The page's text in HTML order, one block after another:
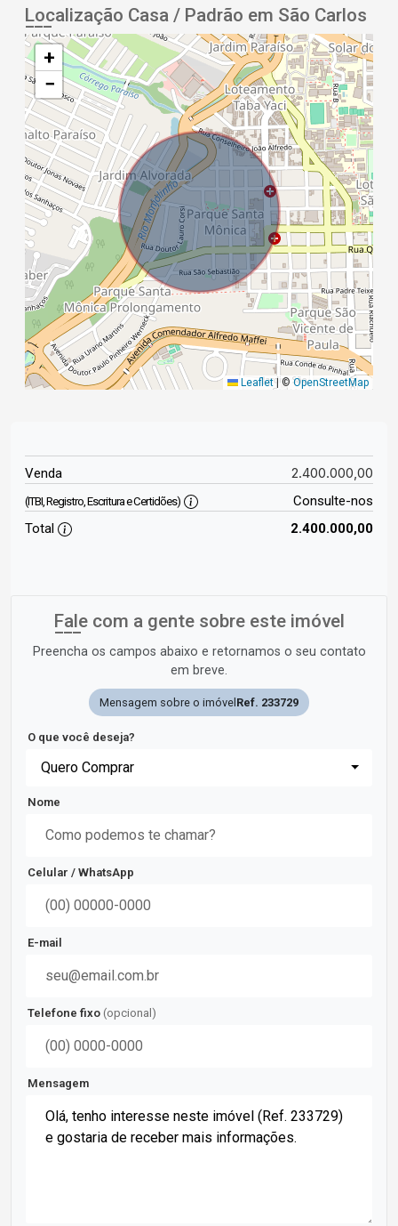
Localização Casa / Padrão em São Carlos
+
−
Leaflet | ©OpenStreetMap
Venda 2.400.000,00
(ITBI, Registro, Escritura e Certidões)
Consulte-nos
Total
2.400.000,00
Fale com a gente sobre este imóvel
Preencha os campos abaixo e retornamos o seu contato
em breve.
Mensagem sobre o imóvel Ref. 233729
O que você deseja?
Quero Comprar
Nome
Celular / WhatsApp
E-mail
Telefone fixo (opcional)
Mensagem